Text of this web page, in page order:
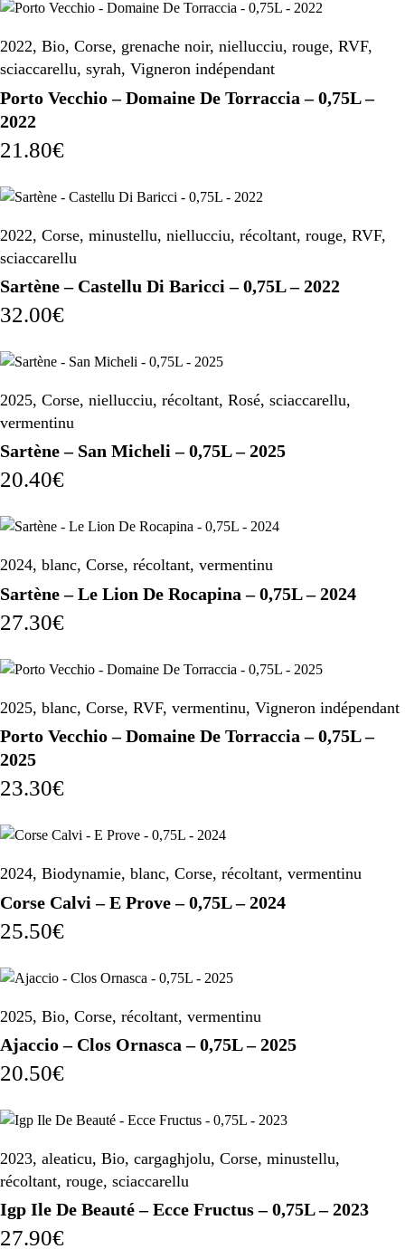
2022, Bio, Corse, grenache noir, niellucciu, rouge, RVF,
sciaccarellu, syrah, Vigneron indépendant
Porto Vecchio – Domaine De Torraccia – 0,75L –
2022
21.80€
2022, Corse, minustellu, niellucciu, récoltant, rouge, RVF,
sciaccarellu
Sartène – Castellu Di Baricci – 0,75L – 2022
32.00€
2025, Corse, niellucciu, récoltant, Rosé, sciaccarellu,
vermentinu
Sartène – San Micheli – 0,75L – 2025
20.40€
2024, blanc, Corse, récoltant, vermentinu
Sartène – Le Lion De Rocapina – 0,75L – 2024
27.30€
2025, blanc, Corse, RVF, vermentinu, Vigneron indépendant
Porto Vecchio – Domaine De Torraccia – 0,75L –
2025
23.30€
2024, Biodynamie, blanc, Corse, récoltant, vermentinu
Corse Calvi – E Prove – 0,75L – 2024
25.50€
2025, Bio, Corse, récoltant, vermentinu
Ajaccio – Clos Ornasca – 0,75L – 2025
20.50€
2023, aleaticu, Bio, cargaghjolu, Corse, minustellu,
récoltant, rouge, sciaccarellu
Igp Ile De Beauté – Ecce Fructus – 0,75L – 2023
27.90€